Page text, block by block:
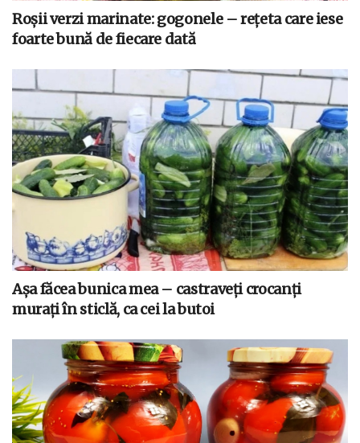
Roșii verzi marinate: gogonele – rețeta care iese
foarte bună de fiecare dată
Așa făcea bunica mea – castraveți crocanți
murați în sticlă, ca cei la butoi